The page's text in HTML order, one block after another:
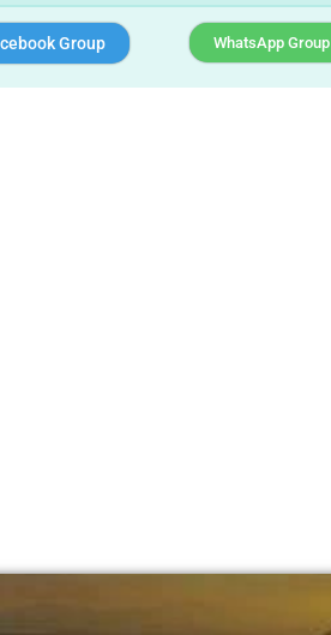
Group WhatsApp Group